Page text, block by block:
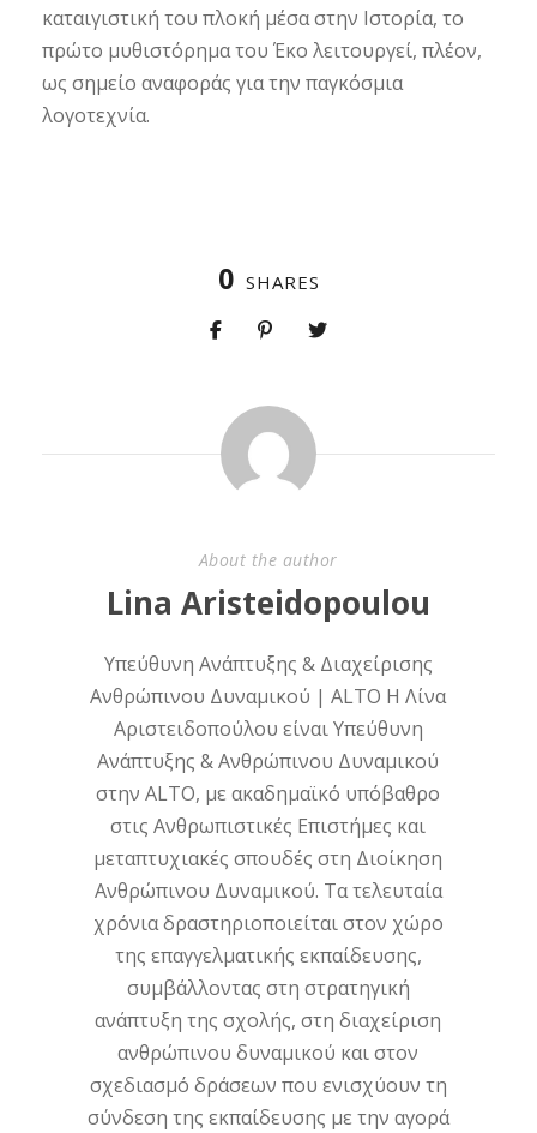
καταιγιστική του πλοκή μέσα στην Ιστορία, το
πρώτο μυθιστόρημα του Έκο λειτουργεί, πλέον,
ως σημείο αναφοράς για την παγκόσμια
λογοτεχνία.
0 SHARES
About the author
Lina Aristeidopoulou
Υπεύθυνη Ανάπτυξης & Διαχείρισης
Ανθρώπινου Δυναμικού | ALTO Η Λίνα
Αριστειδοπούλου είναι Υπεύθυνη
Ανάπτυξης & Ανθρώπινου Δυναμικού
στην ALTO, με ακαδημαϊκό υπόβαθρο
στις Ανθρωπιστικές Επιστήμες και
μεταπτυχιακές σπουδές στη Διοίκηση
Ανθρώπινου Δυναμικού. Τα τελευταία
χρόνια δραστηριοποιείται στον χώρο
της επαγγελματικής εκπαίδευσης,
συμβάλλοντας στη στρατηγική
ανάπτυξη της σχολής, στη διαχείριση
ανθρώπινου δυναμικού και στον
σχεδιασμό δράσεων που ενισχύουν τη
σύνδεση της εκπαίδευσης με την αγορά